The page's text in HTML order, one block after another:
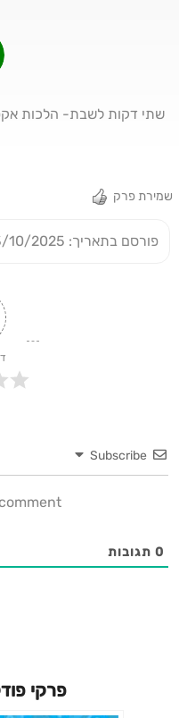
שתי דקות לשבת- הלכות
שמירת פרק
פורסם בתאריך: 13/10/2025
Subscribe
0 תגובות
פרקי